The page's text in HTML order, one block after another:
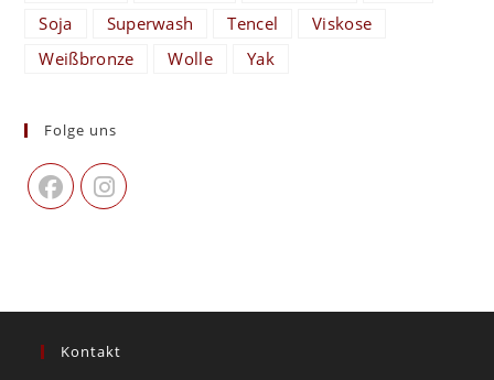
Soja
Superwash Tencel
Viskose
Weißbronze
Wolle Yak
Folge uns
Kontakt